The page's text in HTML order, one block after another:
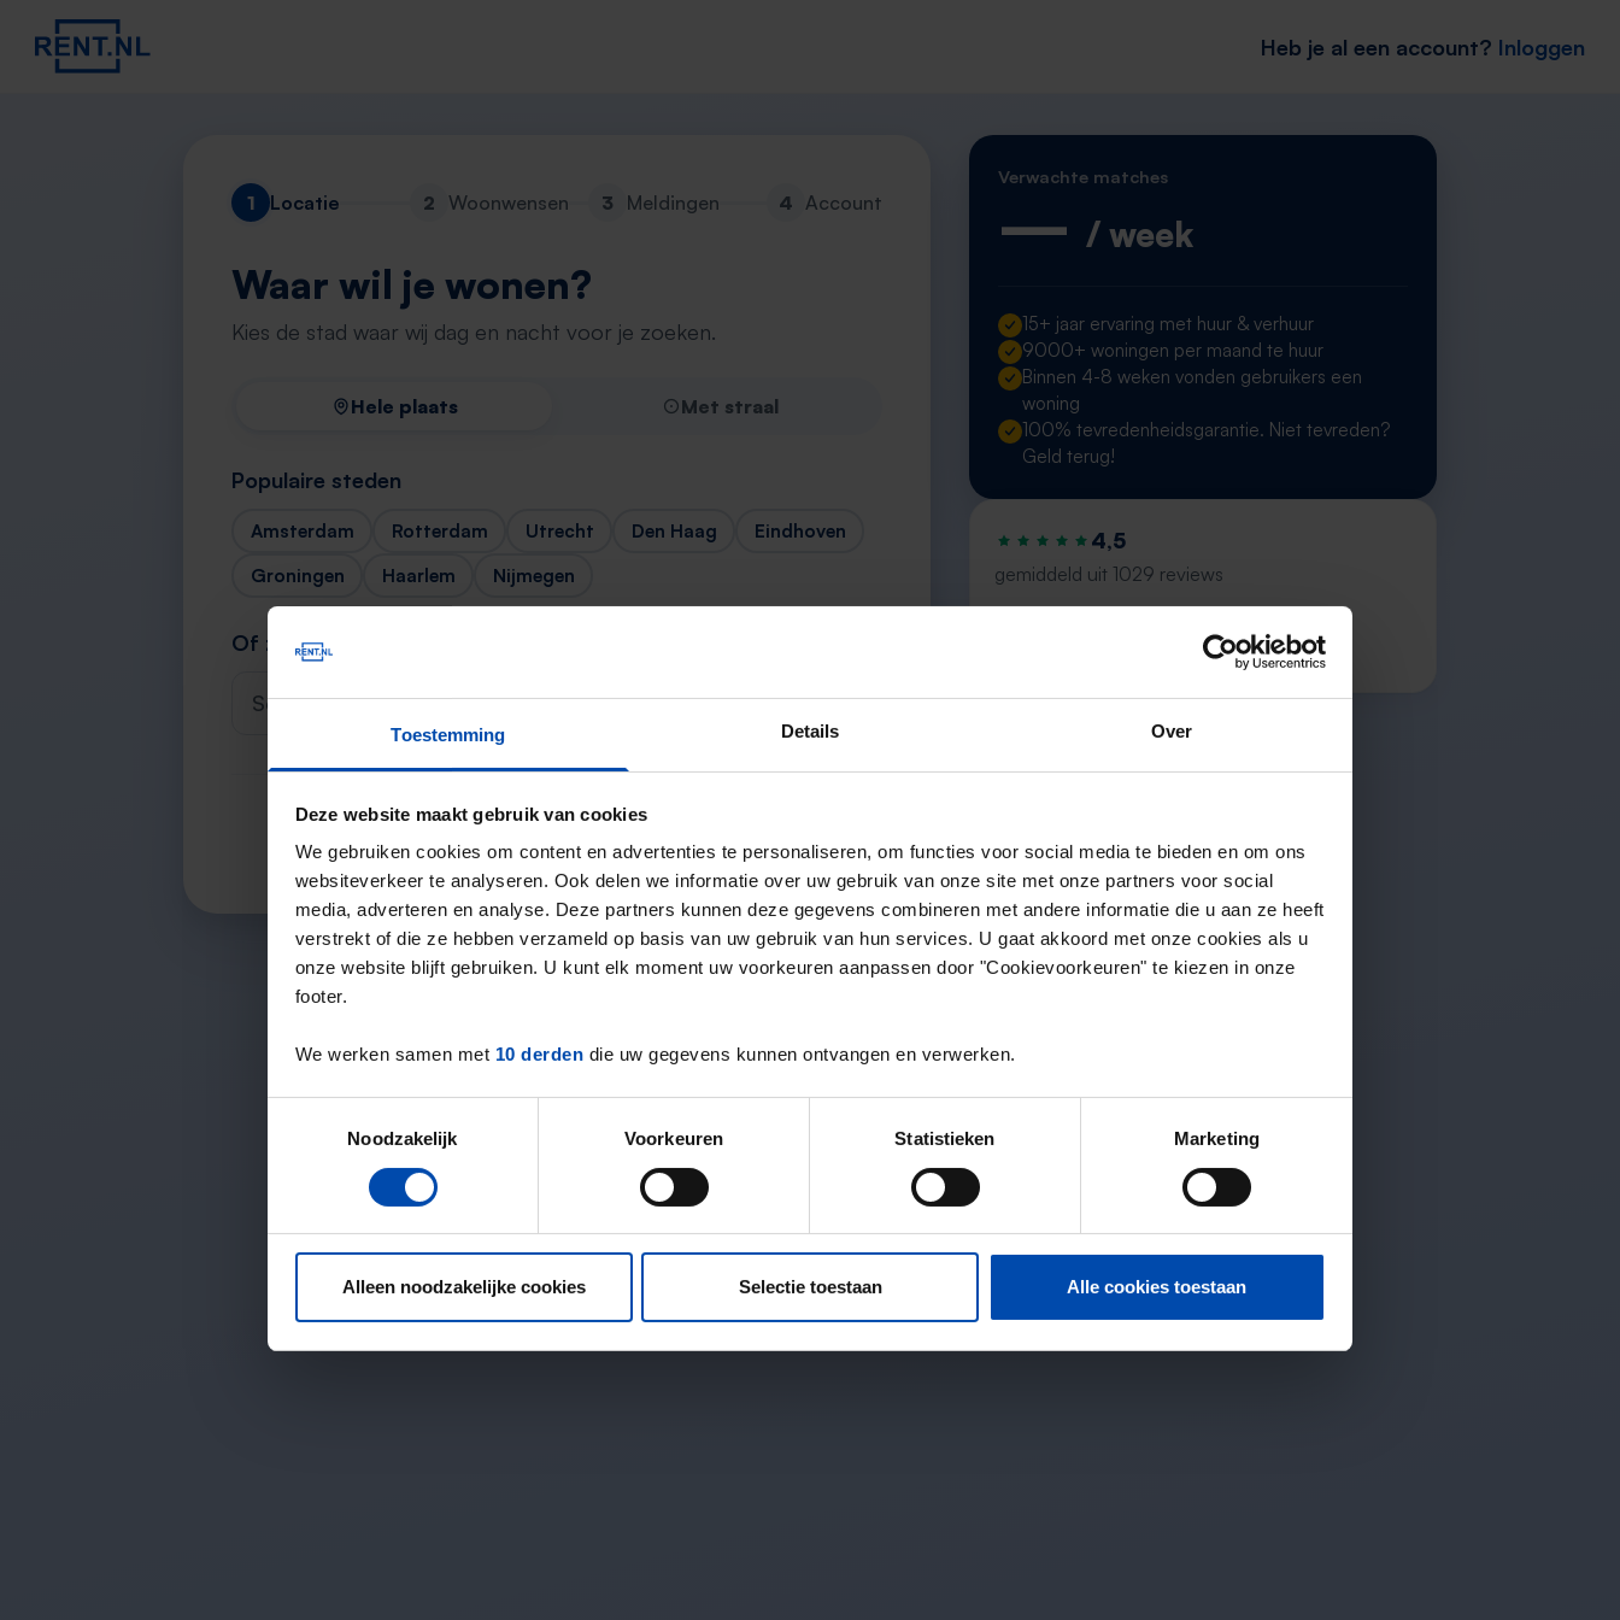
Toestemming Details Over
Deze website maakt gebruik van cookies
We gebruiken cookies om content en advertenties te personaliseren, om functies voor social media te bieden en om ons
websiteverkeer te analyseren. Ook delen we informatie over uw gebruik van onze site met onze partners voor social
media, adverteren en analyse. Deze partners kunnen deze gegevens combineren met andere informatie die u aan ze heeft
verstrekt of die ze hebben verzameld op basis van uw gebruik van hun services. U gaat akkoord met onze cookies als u
onze website blijft gebruiken. U kunt elk moment uw voorkeuren aanpassen door "Cookievoorkeuren" te kiezen in onze
footer.
We werken samen met 10 derden die uw gegevens kunnen ontvangen en verwerken.
Noodzakelijk
Voorkeuren Statistieken Marketing
Alleen noodzakelijke cookies Selectie toestaan Alle cookies toestaan
Heb je al een account? Inloggen
1 Locatie 2 Woonwensen 3 Meldingen 4 Account
Waar wil je wonen?
Kies de stad waar wij dag en nacht voor je zoeken.
Hele plaats Met straal
Populaire steden
Amsterdam Rotterdam Utrecht Den Haag
Eindhoven
Groningen
Haarlem Nijmegen
Of zoek je stad
Selecteer een plaats
Verwachte matches
— / week
15+ jaar ervaring met huur & verhuur
9000+ woningen per maand te huur
Binnen 4-8 weken vonden gebruikers een
woning
100% tevredenheidsgarantie. Niet tevreden?
Geld terug!
4,5
gemiddeld uit 1029 reviews